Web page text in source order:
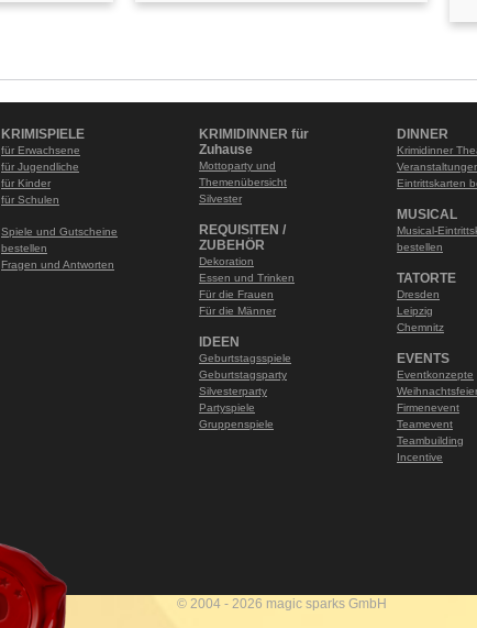
KRIMISPIELE
für Erwachsene
für Jugendliche
für Kinder
für Schulen
Spiele und Gutscheine
bestellen
Fragen und Antworten
KRIMIDINNER für
Zuhause
Mottoparty und
Themenübersicht
Silvester
REQUISITEN /
ZUBEHÖR
Dekoration
Essen und Trinken
Für die Frauen
Für die Männer
IDEEN
Geburtstagsspiele
Geburtstagsparty
Silvesterparty
Partyspiele
Gruppenspiele
DINNER
Krimidinner
Eintrittskarten
MUSICAL
Musical-
bestellen
TATORTE
Dresden
Leipzig
Chemnitz
EVENTS
Eventkonzepte
Firmenevent
Teamevent
Teambuilding
Incentive
© 2004 - 2026 magic sparks GmbH